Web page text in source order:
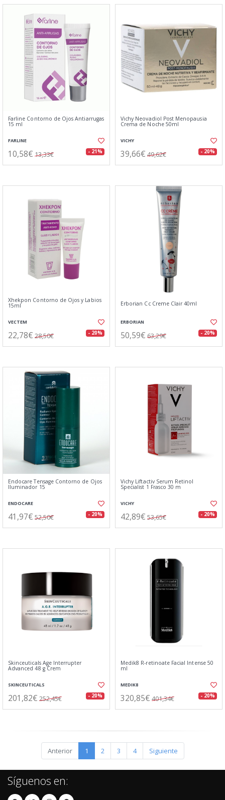
Farline Contorno de Ojos Antiarrugas
15 ml
FARLINE
10,58€ 13,33€ - 21%
Vichy Neovadiol Post Menopausia
Crema de Noche 50ml
VICHY
39,66€ 49,62€ - 20%
Xhekpon Contorno de Ojos y Labios
15ml
VECTEM
22,78€ 28,50€ - 20%
Erborian Cc Creme Clair 40ml
ERBORIAN
50,59€ 63,29€ - 20%
Endocare Tensage Contorno de Ojos
Iluminador 15
ENDOCARE
41,97€ 52,50€ - 20%
Vichy Liftactiv Serum Retinol
Specialist 1 Frasco 30 m
VICHY
42,89€ 53,65€ - 20%
Skinceuticals Age Interrupter
Advanced 48 g Crem
SKINCEUTICALS
201,82€ 252,45€ - 20%
Medik8 R-retinoate Facial Intense 50
ml
MEDIK8
320,85€ 401,34€ - 20%
Anterior 1 2 3 4 Siguiente
Síguenos en: